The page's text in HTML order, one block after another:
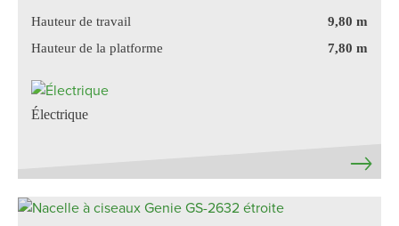
Hauteur de travail
9,80 m
Hauteur de la platforme
7,80 m
Électrique